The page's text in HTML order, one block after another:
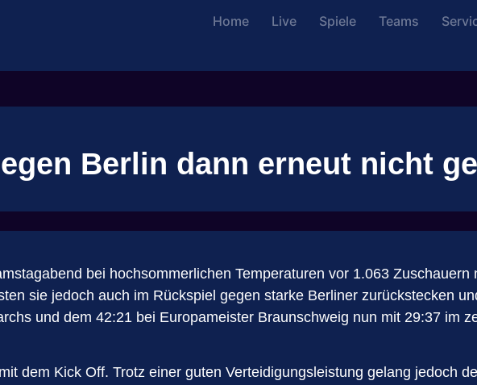
Home Live Spiele Teams
Berlin dann erneut nicht
bei hochsommerlichen Temperaturen vor 1.063
sie jedoch auch im Rückspiel gegen starke Berliner zurückstecken
und dem 42:21 bei Europameister Braunschweig nun mit 29:37 im
dem Kick Off. Trotz einer guten Verteidigungsleistung gelang jedoch